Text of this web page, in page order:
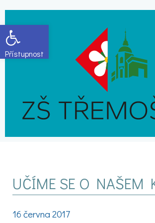
Open toolbar
UČÍME SE O NAŠEM
16 června 2017